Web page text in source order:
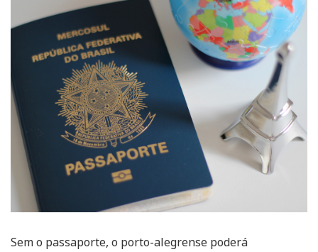
Sem o passaporte, o porto-alegrense poderá